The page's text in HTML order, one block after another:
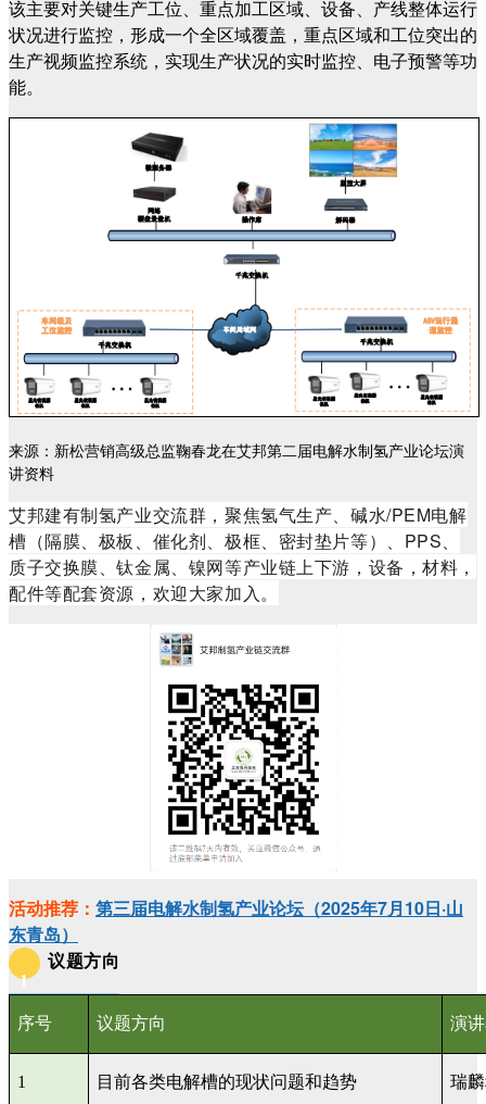
该主要对关键生产工位、重点加工区域、设备、产线整体运行
状况进行监控，形成一个全区域覆盖，重点区域和工位突出的
生产视频监控系统，实现生产状况的实时监控、电子预警等功
能。
来源：新松营销高级总监鞠春龙在艾邦第二届电解水制氢产业论坛演
讲资料
艾邦建有制氢产业交流群，聚焦氢气生产、碱水/PEM电解
槽（隔膜、极板、催化剂、极框、密封垫片等）、PPS、
质子交换膜、钛金属、镍网等产业链上下游，设备，材料，
配件等配套资源，欢迎大家加入。
活动推荐： 第三届电解水制氢产业论坛（2025年7月10日·山
东青岛）
1
议题方向
序号 议题方向 演
1 目前各类电解槽的现状问题和趋势 瑞